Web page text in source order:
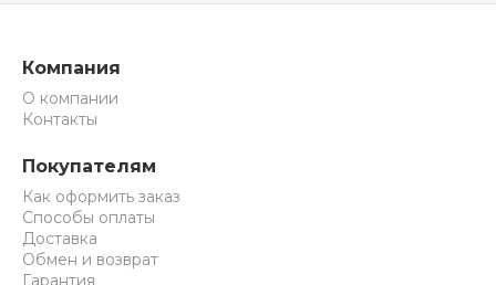
Компания
О компании
Контакты
Покупателям
Как оформить заказ
Способы оплаты
Доставка
Обмен и возврат
Гарантия